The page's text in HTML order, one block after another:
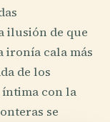
ilusión de que
ironía cala más
de los
íntima con la
se